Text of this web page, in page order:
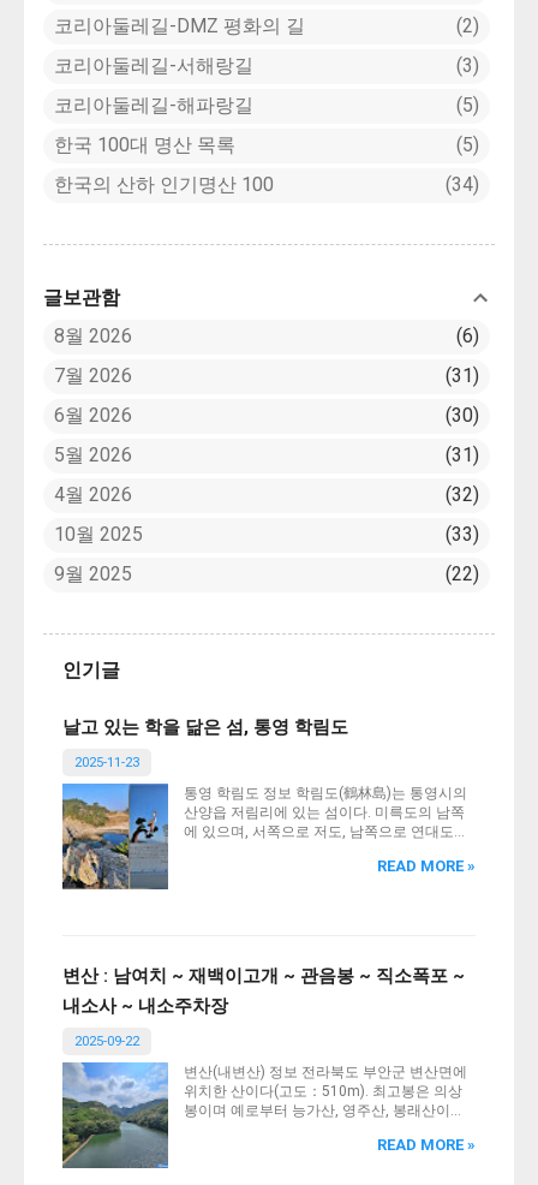
코리아둘레길-DMZ 평화의 길
2
코리아둘레길-서해랑길
3
코리아둘레길-해파랑길
5
한국 100대 명산 목록
5
한국의 산하 인기명산 100
34
글보관함
8월 2026
6
7월 2026
31
6월 2026
30
5월 2026
31
4월 2026
32
10월 2025
33
9월 2025
22
인기글
날고 있는 학을 닮은 섬, 통영 학림도
2025-11-23
통영 학림도 정보 학림도(鶴林島)는 통영시의
산양읍 저림리에 있는 섬이다. 미륵도의 남쪽
에 있으며, 서쪽으로 저도, 남쪽으로 연대도와
처럼 휜 모양을 하고 있어 천연의 방파제 역할
로 적고 있다. 『조선지도』(고성), 『1872년
지방지도』(당포진)에는 조도로, 『광여도』
(고성)와 『영남지도』(고성)에는 남쪽에 인접
林洞), 새섬으로 기록하였다. 조도, 새섬이라는
지명은 섬의 모양이 하늘을 나는 새와 비슷하
다고 해서 유래되었다는 설과 백로와 왜가리
가 서식하여 유래되었다는 설이 있다.
READ MORE »
변산 : 남여치 ~ 재백이고개 ~ 관음봉 ~ 직소폭포 ~
내소사 ~ 내소주차장
2025-09-22
변산(내변산) 정보 전라북도 부안군 변산면에
위치한 산이다(고도：510m). 최고봉은 의상
봉이며 예로부터 능가산, 영주산, 봉래산이라
서해와 인접해 있고 호남평야를 사이에 두고
READ MORE »